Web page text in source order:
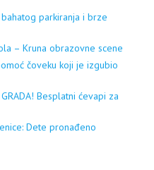
parkiranja i brze
– Kruna obrazovne scene
čoveku koji je izgubio
GRADA! Besplatni ćevapi za
Dete pronađeno